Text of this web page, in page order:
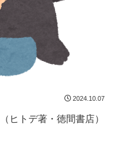
2024.10.07
ヒトデ著・徳間書店）